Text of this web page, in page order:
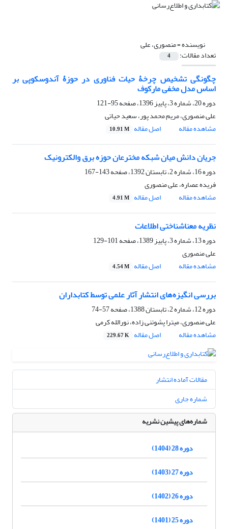
نویسنده =منصوری، علی
تعداد مقالات: 4
چگونگی تشخیص چرخۀ حیات فناوری در حوزۀ آندوسکوپی بر
اساس مدل مخفی مارکوف
دوره 20، شماره 3، پاییز 1396، صفحه
95-121
علی منصوری، مریم محمد پور، سعید حیاتی
مشاهده مقاله
اصل مقاله 10.91 M
جریان دانش میان شبکه مخترعان حوزه برق والکترونیک
دوره 16، شماره 2، تابستان 1392، صفحه
143-167
فریده عصاره، علی منصوری
مشاهده مقاله
اصل مقاله 4.91 M
نظریه معناشناختی اطلاعات
دوره 13، شماره 3، پاییز 1389، صفحه
101-129
علی منصوری
مشاهده مقاله
اصل مقاله 4.54 M
بررسی انگیزه‌‌های انتشار آثار علمی توسط کتابداران
دوره 12، شماره 2، تابستان 1388، صفحه
57-74
علی منصوری، میترا پشوتنی زاده، نورالله کرمی
مشاهده مقاله
اصل مقاله 229.67 K
مقالات آماده انتشار
شماره جاری
شماره‌های پیشین نشریه
دوره 28 (1404)
دوره 27 (1403)
دوره 26 (1402)
دوره 25 (1401)